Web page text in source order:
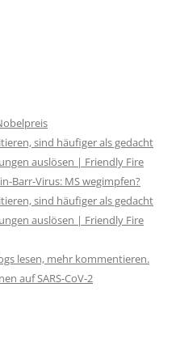
sind häufiger als gedacht
auslösen | Friendly Fire
Barr-Virus: MS wegimpfen?
sind häufiger als gedacht
auslösen | Friendly Fire
lesen, mehr kommentieren.
auf SARS-CoV-2